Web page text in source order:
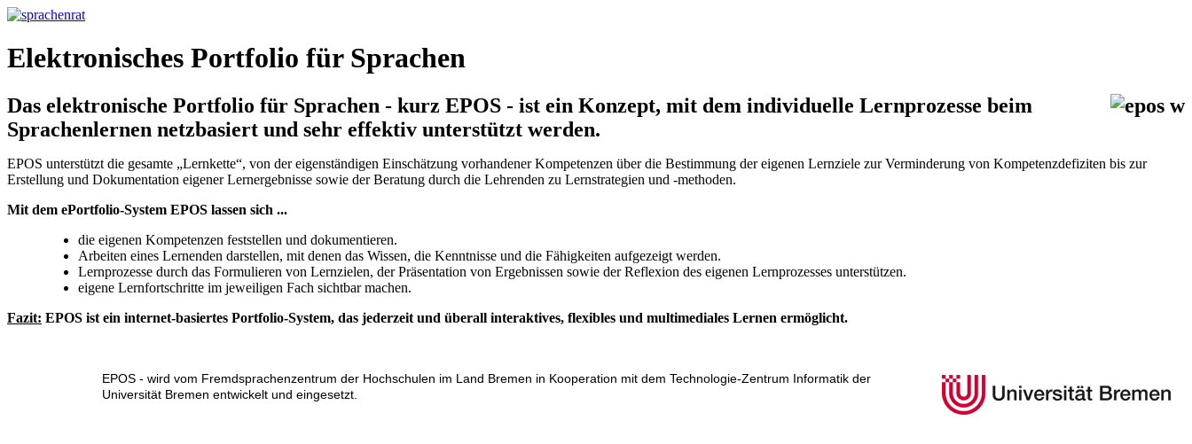
Elektronisches Portfolio für Sprachen
Das elektronische Portfolio für Sprachen - kurz EPOS - ist ein Konzept, mit dem individuelle Lernprozesse beim
Sprachenlernen netzbasiert und sehr effektiv unterstützt werden.
EPOS unterstützt die gesamte „Lernkette“, von der eigenständigen Einschätzung vor­handener Kompetenzen über die Bestimmung der eigenen Lernziele zur Verminderung von Kompetenzdefiziten bis zur
Erstellung und Dokumentation eigener Lernergebnisse sowie der Beratung durch die Lehrenden zu Lernstrategien und ‑methoden.
Mit dem ePortfolio-System EPOS lassen sich ...
die eigenen Kompetenzen feststellen und dokumentieren.
Arbeiten eines Lernenden darstellen, mit denen das Wissen, die Kenntnisse und die Fähigkeiten aufgezeigt werden.
Lernprozesse durch das Formulieren von Lernzielen, der Präsentation von Ergebnissen sowie der Reflexion des eigenen Lernprozesses unterstützen.
eigene Lernfortschritte im jeweiligen Fach sichtbar machen.
Fazit: EPOS ist ein internet-basiertes Portfolio-System, das jederzeit und überall interaktives, flexibles und multimediales Lernen ermöglicht.
EPOS - wird vom Fremdsprachenzentrum der Hochschulen im Land Bremen in Kooperation mit dem Technologie-Zentrum Informatik der
Universität Bremen entwickelt und eingesetzt.